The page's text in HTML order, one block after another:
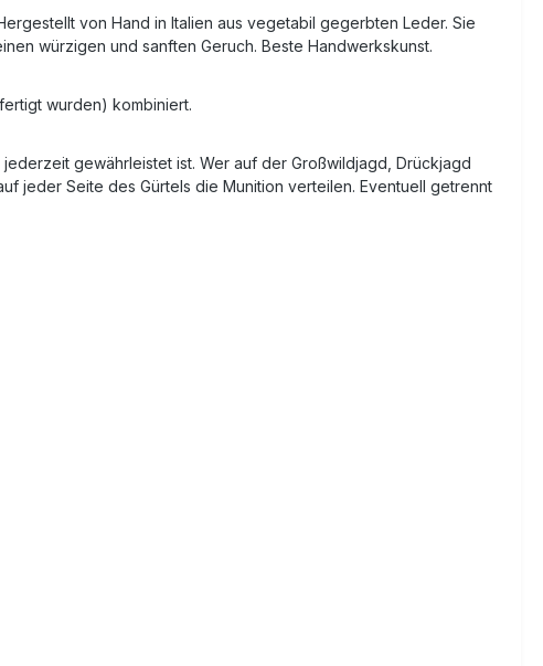
von Hand in Italien aus vegetabil gegerbten Leder. Sie
würzigen und sanften Geruch. Beste Handwerkskunst.
wurden) kombiniert.
gewährleistet ist. Wer auf der Großwildjagd, Drückjagd
jeder Seite des Gürtels die Munition verteilen. Eventuell getrennt